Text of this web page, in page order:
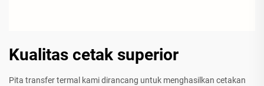
Kualitas cetak superior
Pita transfer termal kami dirancang untuk menghasilkan cetakan